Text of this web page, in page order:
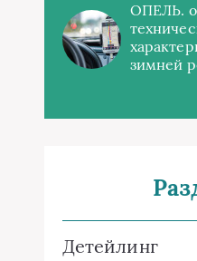
ОПЕЛЬ.
зимней
Детейлинг